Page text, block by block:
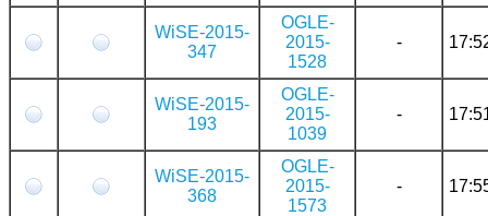
WiSE-2015-
347
OGLE-
2015-
1528
-
WiSE-2015-
193
OGLE-
2015-
1039
-
WiSE-2015-
368
OGLE-
2015-
1573
-